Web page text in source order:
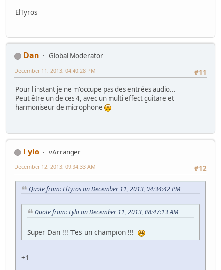
ElTyros
Dan
Global Moderator
#11
December 11, 2013, 04:40:28 PM
Pour l'instant je ne m'occupe pas des entrées audio...
Peut être un de ces 4, avec un multi effect guitare et
harmoniseur de microphone
Lylo
vArranger
#12
December 12, 2013, 09:34:33 AM
Quote from: ElTyros on December 11, 2013, 04:34:42 PM
Quote from: Lylo on December 11, 2013, 08:47:13 AM
Super Dan !!! T'es un champion !!!
+1